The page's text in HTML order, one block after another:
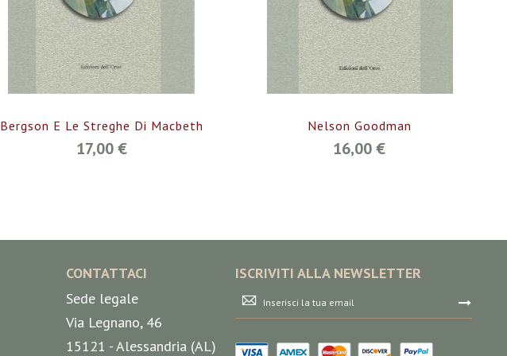
Bergson E Le Streghe Di Macbeth
17,00 €
Nelson Goodman
16,00 €
CONTATTACI
Sede legale
Via Legnano, 46
15121 - Alessandria (AL)
ISCRIVITI ALLA NEWSLETTER
Iscriviti
alla
nostra